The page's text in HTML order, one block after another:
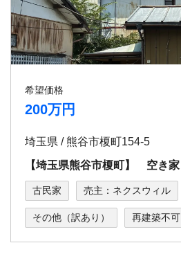
希望価格
200万円
埼玉県 / 熊谷市榎町154-5
【埼玉県熊谷市榎町】 空き家
古民家 売主：ネクスウィル
その他（訳あり） 再建築不可